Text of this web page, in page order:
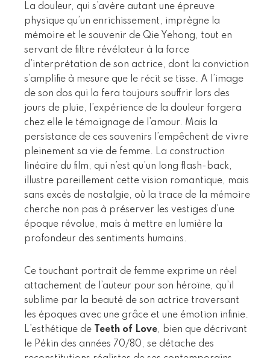
La douleur, qui s’avère autant une épreuve
physique qu’un enrichissement, imprègne la
mémoire et le souvenir de Qie Yehong, tout en
servant de filtre révélateur à la force
d’interprétation de son actrice, dont la conviction
s’amplifie à mesure que le récit se tisse. A l’image
de son dos qui la fera toujours souffrir lors des
jours de pluie, l’expérience de la douleur forgera
chez elle le témoignage de l’amour. Mais la
persistance de ces souvenirs l’empêchent de vivre
pleinement sa vie de femme. La construction
linéaire du film, qui n’est qu’un long flash-back,
illustre pareillement cette vision romantique, mais
sans excès de nostalgie, où la trace de la mémoire
cherche non pas à préserver les vestiges d’une
époque révolue, mais à mettre en lumière la
profondeur des sentiments humains.
Ce touchant portrait de femme exprime un réel
attachement de l’auteur pour son héroïne, qu’il
sublime par la beauté de son actrice traversant
les époques avec une grâce et une émotion infinie.
L’esthétique de
Teeth of Love, bien que décrivant
le Pékin des années 70/80, se détache des